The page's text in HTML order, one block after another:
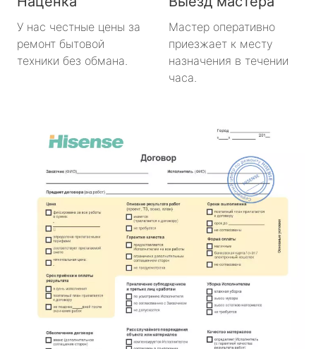
У нас честные цены за
ремонт бытовой
техники без обмана.
Мастер оперативно
приезжает к месту
назначения в течении
часа.